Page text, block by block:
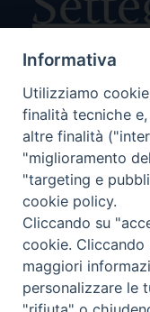
Editore e
SEGUICI SU:
Informativa
Utilizziamo
finalità tecniche
altre finalità
"miglioramento
"targeting e
cookie policy.
Cliccando su
cookie. Cliccando
maggiori
personalizzare le